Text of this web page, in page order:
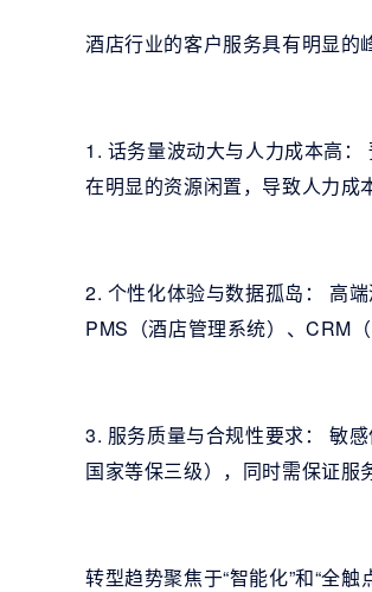
酒店行业的客户服务具有明显的
1. 话务量波动大与人力成本高
在明显的资源闲置，导致人力成
2. 个性化体验与数据孤岛： 高
PMS（酒店管理系统）、CRM
3. 服务质量与合规性要求： 敏
国家等保三级），同时需保证服
转型趋势聚焦于“智能化”和“全